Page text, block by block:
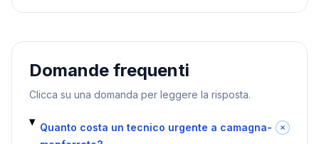
Domande frequenti
Clicca su una domanda per leggere la risposta.
Quanto costa un tecnico urgente a camagna-